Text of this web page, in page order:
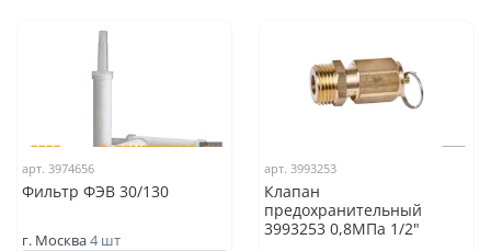
арт. 3974656
Фильтр ФЭВ 30/130
г. Москва4 шт
арт. 3993253
Клапан
предохранительный
3993253 0,8МПа 1/2"